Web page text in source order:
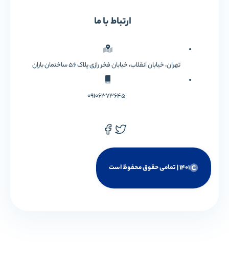
ارتباط با ما
تهران، خیابان انقلاب، خیابان فخر رازی پلاک 56 ساختمان باران
1401 | تمامی حقوق محفوظ است